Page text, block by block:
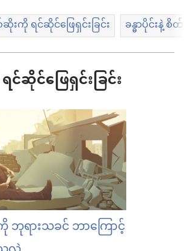
းကို ရင်ဆိုင်ဖြေရှင်းခြင်း ခန္ဓာပိုင်းနဲ့ စိ
ဆိုင်ဖြေရှင်းခြင်း
ဘုရားသခင် ဘာကြောင့်